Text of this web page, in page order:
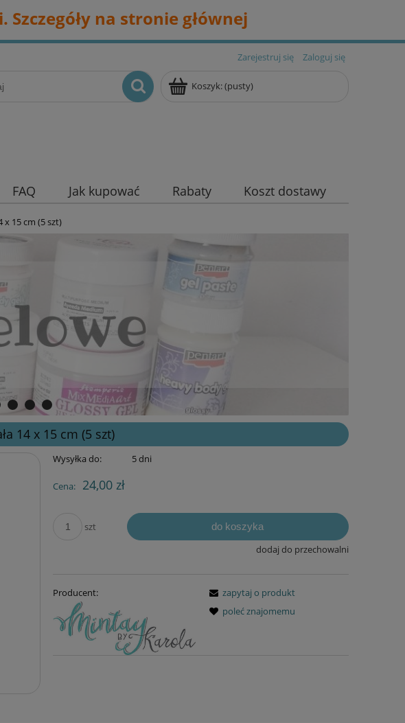
na stronie głównej
Zarejestruj się Zaloguj się
Koszyk:(pusty)
FAQ Jak kupować Rabaty Koszt dostawy
x 15 cm (5 szt)
14 x 15 cm (5 szt)
Wysyłka do: 5 dni
Cena: 24,00 zł
szt do koszyka
dodaj do przechowalni
Producent:
zapytaj o produkt
poleć znajomemu